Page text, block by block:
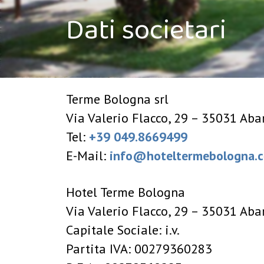
Dati societari
Terme Bologna srl
Via Valerio Flacco, 29 – 35031
Tel: +39 049.8669499
E-Mail:
Hotel Terme Bologna
Via Valerio Flacco, 29 – 35031
Capitale Sociale: i.v.
Partita IVA: 00279360283